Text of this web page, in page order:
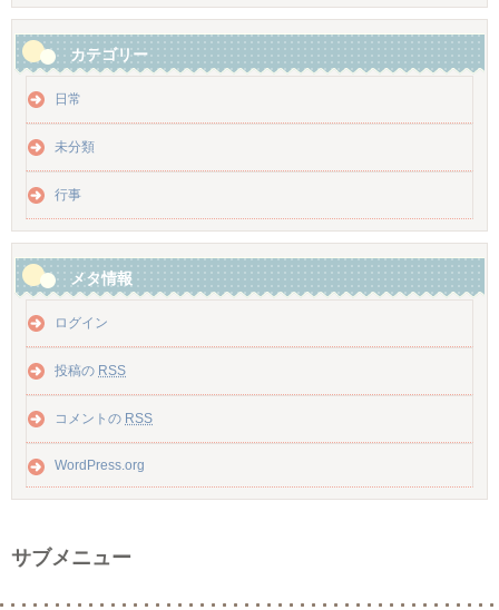
カテゴリー
日常
未分類
行事
メタ情報
ログイン
投稿の RSS
コメントの RSS
WordPress.org
サブメニュー